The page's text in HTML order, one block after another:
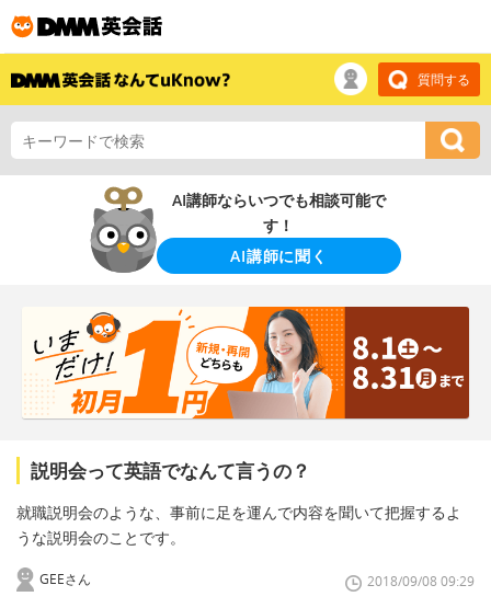
質問する
AI講師ならいつでも相談可能で
す！
AI講師に聞く
説明会って英語でなんて言うの？
就職説明会のような、事前に足を運んで内容を聞いて把握するよ
うな説明会のことです。
GEEさん 2018/09/08 09:29